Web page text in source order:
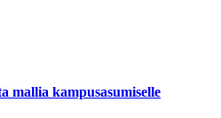
mallia kampusasumiselle